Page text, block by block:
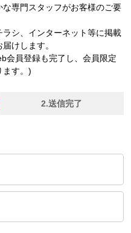
専門スタッフがお客様のご要
シ、インターネット等に掲載
けします。
会員登録も完了し、会員限定
ます。)
2.送信完了